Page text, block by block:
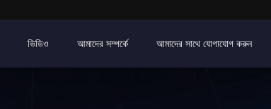
ভিডিও আমাদের সম্পর্কে আমাদের সাথে যোগাযোগ করুন